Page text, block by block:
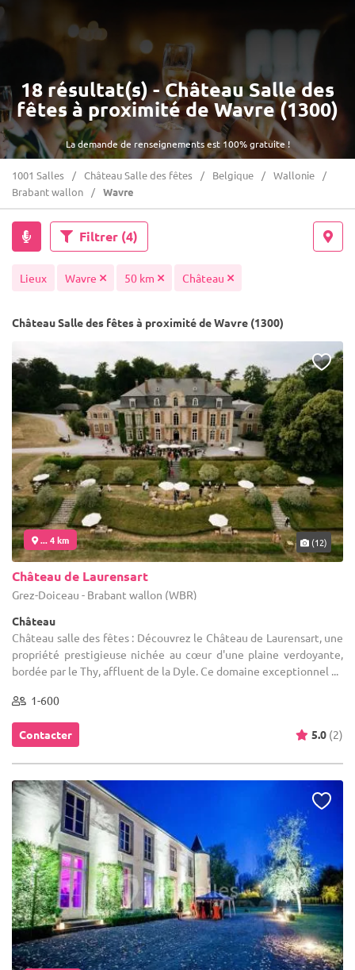
La demande de renseignements est 100% gratuite !
18 résultat(s) - Château Salle des
fêtes à proximité de Wavre (1300)
1001 Salles Château Salle des fêtes Belgique
Wallonie
Brabant wallon
Wavre
Filtrer (4)
Lieux Wavre 50 km Château
Château Salle des fêtes à proximité de Wavre (1300)
... 4 km (12)
Château de Laurensart
Grez-Doiceau - Brabant wallon (WBR)
Château
Château salle des fêtes : Découvrez le Château de Laurensart, une
propriété prestigieuse nichée au cœur d'une plaine verdoyante,
bordée par le Thy, affluent de la Dyle. Ce domaine exceptionnel ...
1-600
Contacter 5.0 (2)